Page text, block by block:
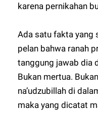
karena pernikahan
Ada satu fakta yang
pelan bahwa ranah
tanggung jawab dia
Bukan mertua.
na’udzubillah di
maka yang dicatat